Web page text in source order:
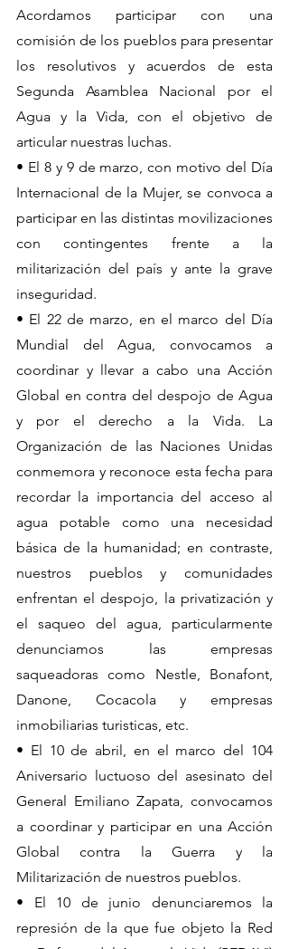
Acordamos participar con una
comisión de los pueblos para presentar
los resolutivos y acuerdos de esta
Segunda Asamblea Nacional por el
Agua y la Vida, con el objetivo de
articular nuestras luchas.
• El 8 y 9 de marzo, con motivo del Día
Internacional de la Mujer, se convoca a
participar en las distintas movilizaciones
con contingentes frente a la
militarización del país y ante la grave
inseguridad.
• El 22 de marzo, en el marco del Día
Mundial del Agua, convocamos a
coordinar y llevar a cabo una Acción
Global en contra del despojo de Agua
y por el derecho a la Vida. La
Organización de las Naciones Unidas
conmemora y reconoce esta fecha para
recordar la importancia del acceso al
agua potable como una necesidad
básica de la humanidad; en contraste,
nuestros pueblos y comunidades
enfrentan el despojo, la privatización y
el saqueo del agua, particularmente
denunciamos las empresas
saqueadoras como Nestle, Bonafont,
Danone, Cocacola y empresas
inmobiliarias turisticas, etc.
• El 10 de abril, en el marco del 104
Aniversario luctuoso del asesinato del
General Emiliano Zapata, convocamos
a coordinar y participar en una Acción
Global contra la Guerra y la
Militarización de nuestros pueblos.
• El 10 de junio denunciaremos la
represión de la que fue objeto la Red